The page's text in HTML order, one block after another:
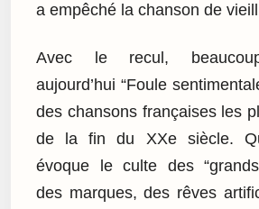
a empêché la chanson de
Avec le recul,
aujourd’hui “Foule
des chansons françaises les
de la fin du XXe siècle.
évoque le culte des “grands
des marques, des rêves